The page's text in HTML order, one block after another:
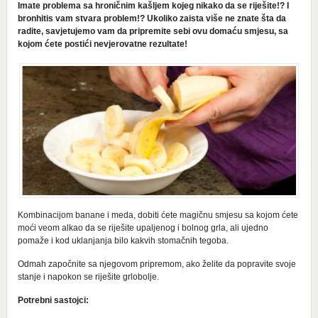
Imate problema sa hroničnim kašljem kojeg nikako da se riješite!? I
bronhitis vam stvara problem!? Ukoliko zaista više ne znate šta da
radite, savjetujemo vam da pripremite sebi ovu domaću smjesu, sa
kojom ćete postići nevjerovatne rezultate!
Kombinacijom banane i meda, dobiti ćete magičnu smjesu sa kojom ćete
moći veom alkao da se riješite upaljenog i bolnog grla, ali ujedno
pomaže i kod uklanjanja bilo kakvih stomačnih tegoba.
Odmah započnite sa njegovom pripremom, ako želite da popravite svoje
stanje i napokon se riješite grlobolje.
Potrebni sastojci: